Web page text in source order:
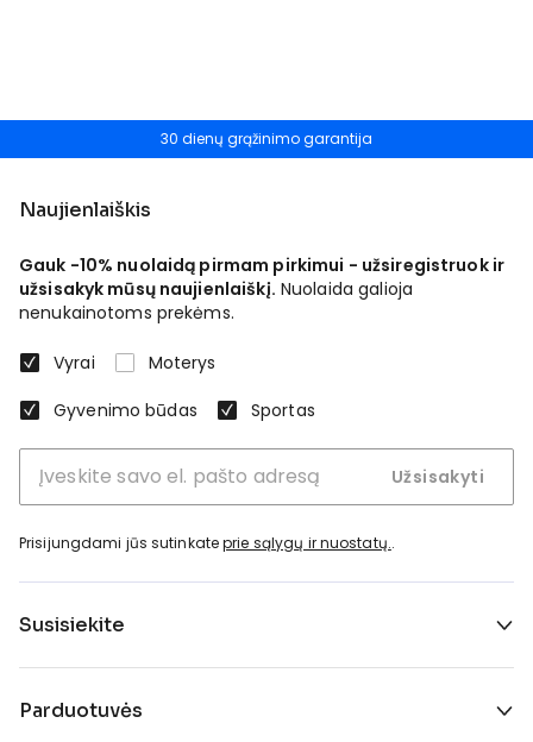
30 dienų grąžinimo garantija
Naujienlaiškis
Gauk -10% nuolaidą pirmam pirkimui - užsiregistruok ir
užsisakyk mūsų naujienlaiškį. Nuolaida galioja
nenukainotoms prekėms.
Vyrai
Moterys
Gyvenimo būdas
Sportas
Užsisakyti
Prisijungdami jūs sutinkateprie sąlygų ir nuostatų..
Susisiekite
Parduotuvės